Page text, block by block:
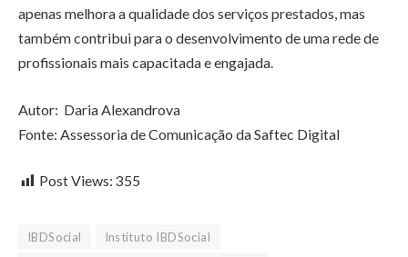
apenas melhora a qualidade dos serviços prestados, mas
também contribui para o desenvolvimento de uma rede de
profissionais mais capacitada e engajada.
Autor: Daria Alexandrova
Fonte: Assessoria de Comunicação da Saftec Digital
Post Views: 355
IBDSocial
Instituto IBDSocial